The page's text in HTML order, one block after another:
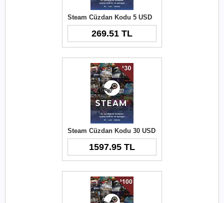
Steam Cüzdan Kodu 5 USD
269.51 TL
Steam Cüzdan Kodu 30 USD
1597.95 TL